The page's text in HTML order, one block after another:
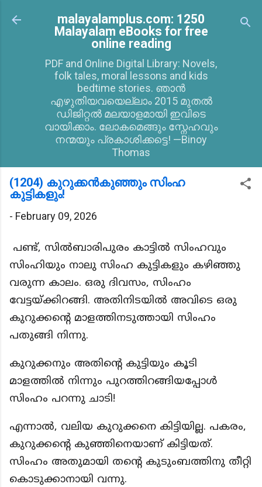
Skip to main content
malayalamplus.com: 1250
Malayalam eBooks for free
online reading
PDF and Online Digital Library: Novels,
folk tales, moral lessons and kids
bedtime stories. ഞാൻ
എഴുതിയവയെല്ലാം 2015 മുതൽ
ഡിജിറ്റൽ മലയാളമായി ഇവിടെ
വായിക്കാം. ലോകമെങ്ങും സ്നേഹവും
നന്മയും പ്രകാശിക്കട്ടെ! —Binoy
Thomas
(1204) കുറുക്കൻകുഞ്ഞും സിംഹ
കുട്ടികളും!
- February 09, 2026
പണ്ട്, സിൽബാരിപുരം കാട്ടിൽ സിംഹവും
സിംഹിയും നാലു സിംഹ കുട്ടികളും കഴിഞ്ഞു
വരുന്ന കാലം. ഒരു ദിവസം, സിംഹം
വേട്ടയ്ക്കിറങ്ങി. അതിനിടയിൽ അവിടെ ഒരു
കുറുക്കൻ്റെ മാളത്തിനടുത്തായി സിംഹം
പതുങ്ങി നിന്നു.
കുറുക്കനും അതിൻ്റെ കുട്ടിയും കൂടി
മാളത്തിൽ നിന്നും പുറത്തിറങ്ങിയപ്പോൾ
സിംഹം പറന്നു ചാടി!
എന്നാൽ, വലിയ കുറുക്കനെ കിട്ടിയില്ല. പകരം,
കുറുക്കൻ്റെ കുഞ്ഞിനെയാണ് കിട്ടിയത്.
സിംഹം അതുമായി തൻ്റെ കുടുംബത്തിനു തീറ്റി
കൊടുക്കാനായി വന്നു.